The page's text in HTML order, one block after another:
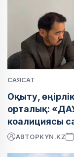
САЯСАТ
Оқыту,
орталық:
коалициясы
АВТОРKYN.KZ